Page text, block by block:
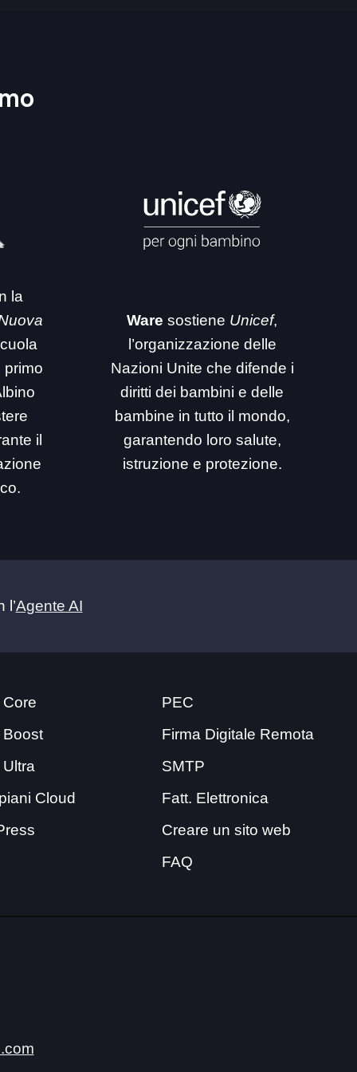
la
primo
il
Ware sostiene Unicef,
l’organizzazione delle
Nazioni Unite che difende i
diritti dei bambini e delle
bambine in tutto il mondo,
garantendo loro salute,
istruzione e protezione.
l’Agente AI
Cloud
PEC
Firma Digitale Remota
SMTP
Fatt. Elettronica
Creare un sito web
FAQ